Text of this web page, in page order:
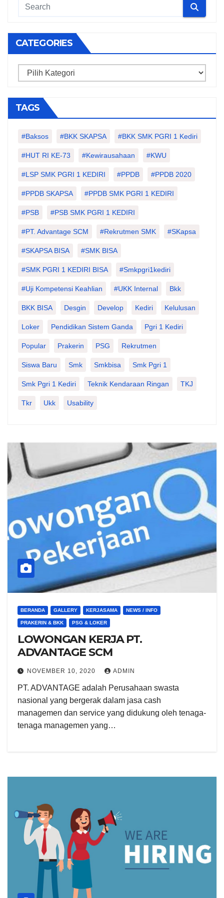
CATEGORIES
Categories
TAGS
#Baksos #BKK SKAPSA #BKK SMK PGRI 1 Kediri
#HUT RI KE-73 #kewirausahaan #KWU
#LSP SMK PGRI 1 KEDIRI #PPDB #PPDB 2020
#PPDB SKAPSA #PPDB SMK PGRI 1 KEDIRI
#PSB #PSB SMK PGRI 1 KEDIRI
#PT. Advantage SCM #Rekrutmen SMK #SKapsa
#SKAPSA BISA #SMK BISA
#SMK PGRI 1 KEDIRI BISA #smkpgri1kediri
#Uji Kompetensi Keahlian #UKK Internal Bkk
BKK BISA Desgin Develop Kediri Kelulusan
Loker Pendidikan Sistem Ganda Pgri 1 Kediri
Popular Prakerin PSG Rekrutmen
Siswa Baru Smk Smkbisa Smk Pgri 1
Smk Pgri 1 Kediri Teknik Kendaraan Ringan TKJ
Tkr Ukk Usability
BERANDA GALLERY KERJASAMA NEWS / INFO
PRAKERIN & BKK PSG & LOKER
LOWONGAN KERJA PT.
ADVANTAGE SCM
NOVEMBER 10, 2020 ADMIN
PT. ADVANTAGE adalah Perusahaan swasta
nasional yang bergerak dalam jasa cash
managemen dan service yang didukung oleh tenaga-
tenaga managemen yang…